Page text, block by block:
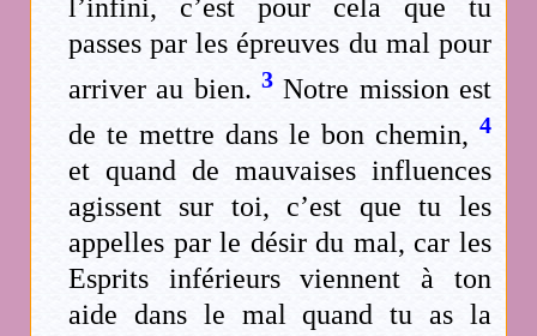
l’infini, c’est pour cela que tu
passes par les épreuves du mal pour
arriver au bien. 3Notre mission est
de te mettre dans le bon chemin, 4
et quand de mauvaises influences
agissent sur toi, c’est que tu les
appelles par le désir du mal, car les
Esprits inférieurs viennent à ton
aide dans le mal quand tu as la